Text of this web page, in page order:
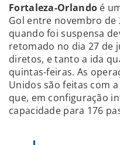
Fortaleza-Orlando é
Gol entre novembro de
quando foi suspensa
retomado no dia 27 de
diretos, e tanto a ida
quintas-feiras. As
Unidos são feitas com
que, em configuração
capacidade para 176